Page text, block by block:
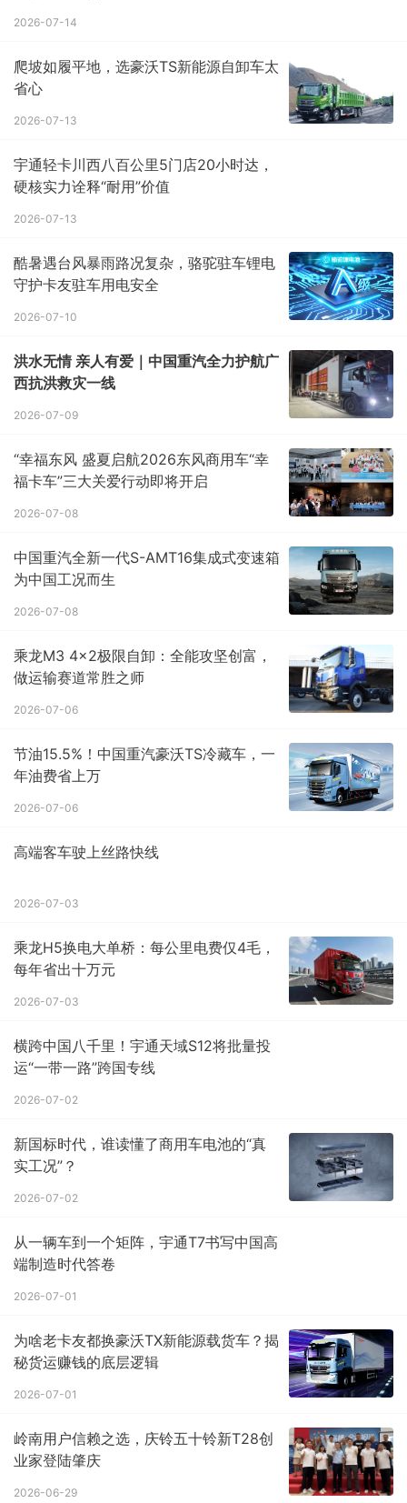
2026-07-14
爬坡如履平地，选豪沃TS新能源自卸车太
省心
2026-07-13
宇通轻卡川西八百公里5门店20小时达，
硬核实力诠释“耐用”价值
2026-07-13
酷暑遇台风暴雨路况复杂，骆驼驻车锂电
守护卡友驻车用电安全
2026-07-10
洪水无情 亲人有爱｜中国重汽全力护航广
西抗洪救灾一线
2026-07-09
“幸福东风 盛夏启航2026东风商用车“幸
福卡车”三大关爱行动即将开启
2026-07-08
中国重汽全新一代S-AMT16集成式变速箱
为中国工况而生
2026-07-08
乘龙M3 4×2极限自卸：全能攻坚创富，
做运输赛道常胜之师
2026-07-06
节油15.5%！中国重汽豪沃TS冷藏车，一
年油费省上万
2026-07-06
高端客车驶上丝路快线
2026-07-03
乘龙H5换电大单桥：每公里电费仅4毛，
每年省出十万元
2026-07-03
横跨中国八千里！宇通天域S12将批量投
运“一带一路”跨国专线
2026-07-02
新国标时代，谁读懂了商用车电池的“真
实工况”？
2026-07-02
从一辆车到一个矩阵，宇通T7书写中国高
端制造时代答卷
2026-07-01
为啥老卡友都换豪沃TX新能源载货车？揭
秘货运赚钱的底层逻辑
2026-07-01
岭南用户信赖之选，庆铃五十铃新T28创
业家登陆肇庆
2026-06-29